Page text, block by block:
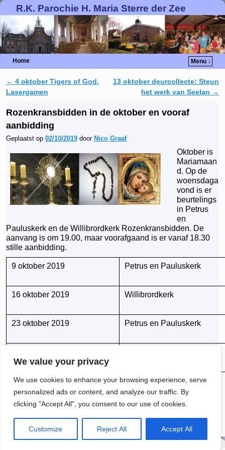
We value your privacy
We use cookies to enhance your browsing experience, serve
personalized ads or content, and analyze our traffic. By
clicking "Accept All", you consent to our use of cookies.
Customize Reject All Accept All
R.K. Parochie H. Maria Sterre der Zee
Home Menu ↓
Berichtnavigatie
← 4 oktober Tigers of God,
Lasergamen
13 oktober deurcollecte: Steun
het werk van Seelan →
Rozenkransbidden in de oktober en vooraf
aanbidding
Geplaatst op 02/10/2019 door Nico Graaf
Oktober is
Mariamaan
d. Op de
woensdaga
vond is er
beurtelings
in Petrus
en
Pauluskerk en de Willibrordkerk Rozenkransbidden. De
aanvang is om 19.00, maar voorafgaand is er vanaf 18.30
stille aanbidding.
9 oktober 2019 Petrus en Pauluskerk
16 oktober 2019 Willibrordkerk
23 oktober 2019 Petrus en Pauluskerk
Dit bericht werd geplaatst inUncategorizeddoor Nico Graaf. Bookmark
depermalink.
Berichtnavigatie
4 oktober Tigers of God,
Lasergamen
13 oktober deurcollecte: Steun
het werk van Seelan